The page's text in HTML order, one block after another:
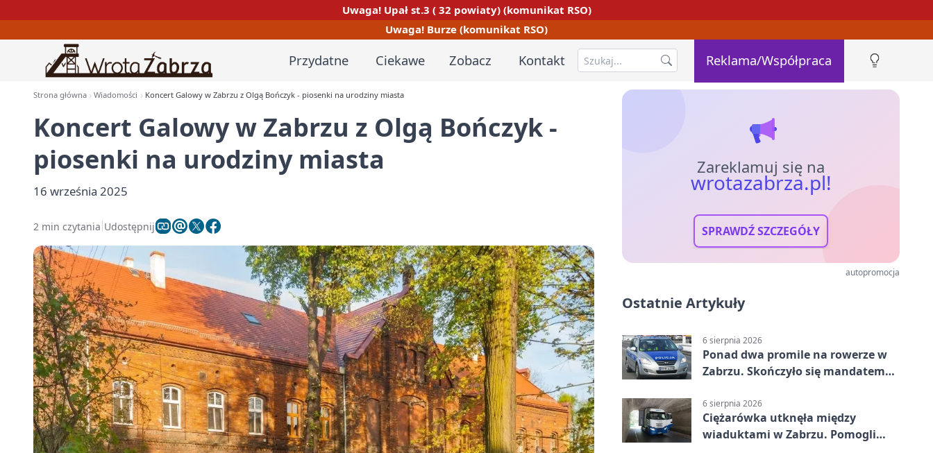
Uwaga! Upał st.3 ( 32 powiaty) (komunikat RSO)
Uwaga! Burze (komunikat RSO)
Przydatne Ciekawe Zobacz Kontakt Reklama/Współpraca
Strona główna Wiadomości Koncert Galowy w Zabrzu z Olgą Bończyk - piosenki na urodziny miasta
Koncert Galowy w Zabrzu z Olgą Bończyk -
piosenki na urodziny miasta
16 września 2025
2 min czytania Udostępnij
Zareklamuj się na
wrotazabrza.pl!
SPRAWDŹ SZCZEGÓŁY
autopromocja
Ostatnie Artykuły
6 sierpnia 2026
Ponad dwa promile na rowerze w
Zabrzu. Skończyło się mandatem
6 sierpnia 2026
Ciężarówka utknęła między
wiaduktami w Zabrzu. Pomogli